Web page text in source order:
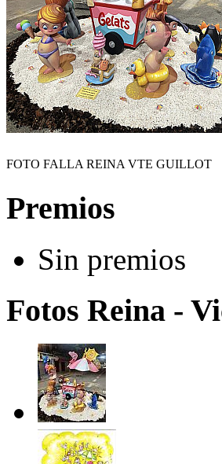
FOTO FALLA REINA VTE GUILLOT
Premios
Sin premios
Fotos Reina -